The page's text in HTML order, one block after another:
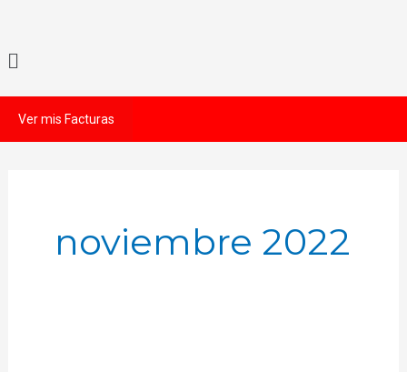
contenido
Menú
Ver mis Facturas
noviembre 2022